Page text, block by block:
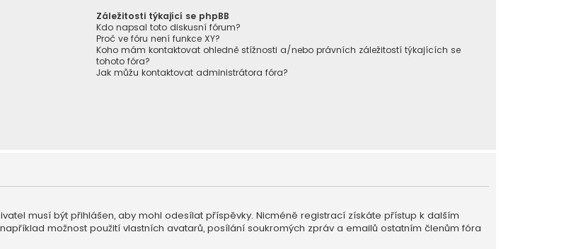
Záležitosti týkající se phpBB
Kdo napsal toto diskusní fórum?
Proč ve fóru není funkce XY?
Koho mám kontaktovat ohledně stížnosti a/nebo právních záležitostí týkajících se
tohoto fóra?
Jak můžu kontaktovat administrátora fóra?
musí být přihlášen, aby mohl odesílat příspěvky. Nicméně registrací získáte přístup k dalším
možnost použití vlastních avatarů, posílání soukromých zpráv a emailů ostatním členům fóra